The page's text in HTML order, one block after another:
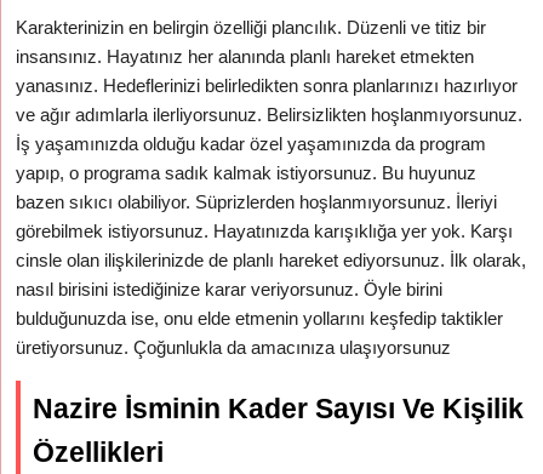
Karakterinizin en belirgin özelliği plancılık. Düzenli ve titiz bir
insansınız. Hayatınız her alanında planlı hareket etmekten
yanasınız. Hedeflerinizi belirledikten sonra planlarınızı hazırlıyor
ve ağır adımlarla ilerliyorsunuz. Belirsizlikten hoşlanmıyorsunuz.
İş yaşamınızda olduğu kadar özel yaşamınızda da program
yapıp, o programa sadık kalmak istiyorsunuz. Bu huyunuz
bazen sıkıcı olabiliyor. Süprizlerden hoşlanmıyorsunuz. İleriyi
görebilmek istiyorsunuz. Hayatınızda karışıklığa yer yok. Karşı
cinsle olan ilişkilerinizde de planlı hareket ediyorsunuz. İlk olarak,
nasıl birisini istediğinize karar veriyorsunuz. Öyle birini
bulduğunuzda ise, onu elde etmenin yollarını keşfedip taktikler
üretiyorsunuz. Çoğunlukla da amacınıza ulaşıyorsunuz
Nazire İsminin Kader Sayısı Ve Kişilik
Özellikleri